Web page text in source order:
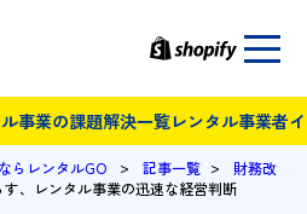
事業の課題解決一覧レンタル事業者
らレンタルGO > 記事一覧 >
財務改
、レンタル事業の迅速な経営判断